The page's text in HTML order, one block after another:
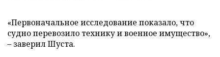
«Первоначальное исследование показало, что
судно перевозило технику и военное имущество»,
– заверил Шуста.